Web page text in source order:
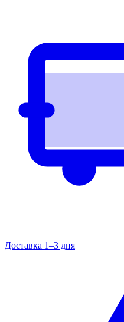
Доставка 1–3 дня